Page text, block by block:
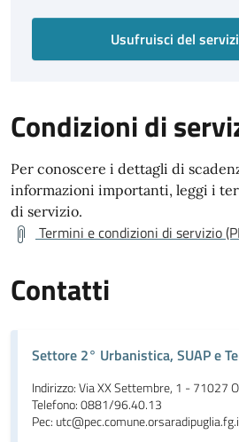
Usufruisci del
Condizioni di
Per conoscere i dettagli di
informazioni importanti, leggi i
di servizio.
Termini e condizioni di servizio
Contatti
Settore 2° Urbanistica, SUAP e
Indirizzo: Via XX Settembre, 1 - 71027
Telefono: 0881/96.40.13
Pec: